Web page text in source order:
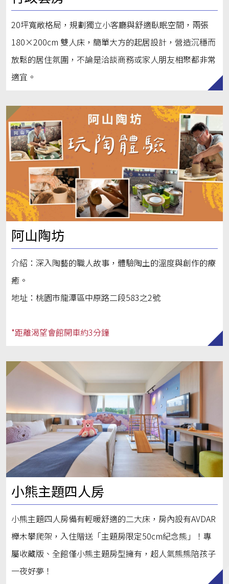
20坪寬敞格局，規劃獨立小客廳與舒適臥眠空間，兩張
180×200cm 雙人床，簡單大方的起居設計，營造沉穩而
放鬆的居住氛圍，不論是洽談商務或家人朋友相聚都非常
適宜。
阿山陶坊
介紹：深入陶藝的職人故事，體驗陶土的溫度與創作的療
癒。
地址：桃園市龍潭區中原路二段583之2號
*距離渴望會館開車約3分鐘
小熊主題四人房
小熊主題四人房備有輕暖舒適的二大床，房內設有AVDAR
櫸木攀爬架，入住贈送「主題房限定50cm紀念熊」！專
屬收藏版、全館僅小熊主題房型擁有，超人氣熊熊陪孩子
一夜好夢！